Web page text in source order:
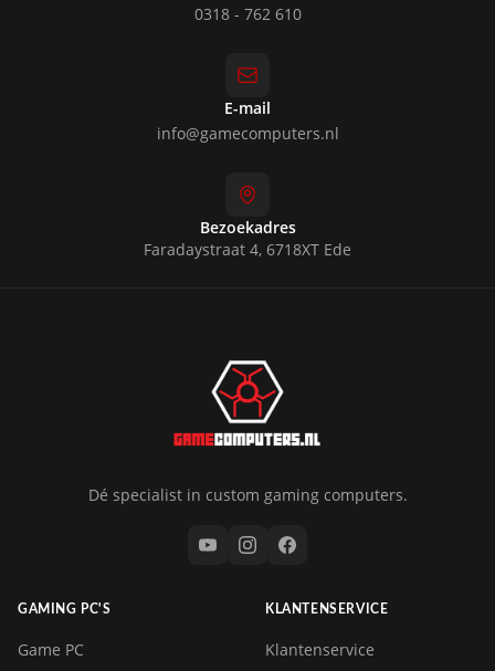
0318 - 762 610
E-mail
info@gamecomputers.nl
Bezoekadres
Faradaystraat 4, 6718XT Ede
Dé specialist in custom gaming computers.
GAMING PC'S
Game PC
KLANTENSERVICE
Klantenservice